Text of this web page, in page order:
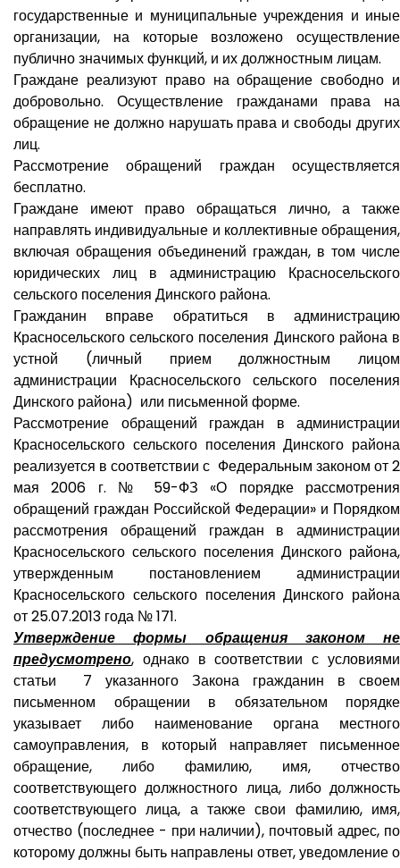
государственные и муниципальные учреждения и иные
организации, на которые возложено осуществление
публично значимых функций, и их должностным лицам.
Граждане реализуют право на обращение свободно и
добровольно. Осуществление гражданами права на
обращение не должно нарушать права и свободы других
лиц.
Рассмотрение обращений граждан осуществляется
бесплатно.
Граждане имеют право обращаться лично, а также
направлять индивидуальные и коллективные обращения,
включая обращения объединений граждан, в том числе
юридических лиц в администрацию Красносельского
сельского поселения Динского района.
Гражданин вправе обратиться в администрацию
Красносельского сельского поселения Динского района в
устной (личный прием должностным лицом
администрации Красносельского сельского поселения
Динского района) или письменной форме.
Рассмотрение обращений граждан в администрации
Красносельского сельского поселения Динского района
реализуется в соответствии с Федеральным законом от 2
мая 2006 г. № 59-ФЗ «О порядке рассмотрения
обращений граждан Российской Федерации» и Порядком
рассмотрения обращений граждан в администрации
Красносельского сельского поселения Динского района,
утвержденным постановлением администрации
Красносельского сельского поселения Динского района
от 25.07.2013 года № 171.
Утверждение формы обращения законом не
предусмотрено, однако в соответствии с условиями
статьи 7 указанного Закона гражданин в своем
письменном обращении в обязательном порядке
указывает либо наименование органа местного
самоуправления, в который направляет письменное
обращение, либо фамилию, имя, отчество
соответствующего должностного лица, либо должность
соответствующего лица, а также свои фамилию, имя,
отчество (последнее - при наличии), почтовый адрес, по
которому должны быть направлены ответ, уведомление о